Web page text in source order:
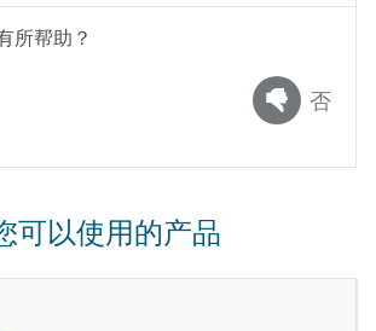
所帮助？
否
可以使用的产品